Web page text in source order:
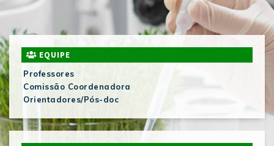
EQUIPE
Professores
Comissão Coordenadora
Orientadores/Pós-doc